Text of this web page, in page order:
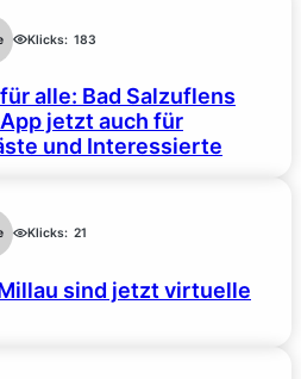
Klicks: 183
alle: Bad Salzuflens
jetzt auch für
und Interessierte
Klicks: 21
sind jetzt virtuelle